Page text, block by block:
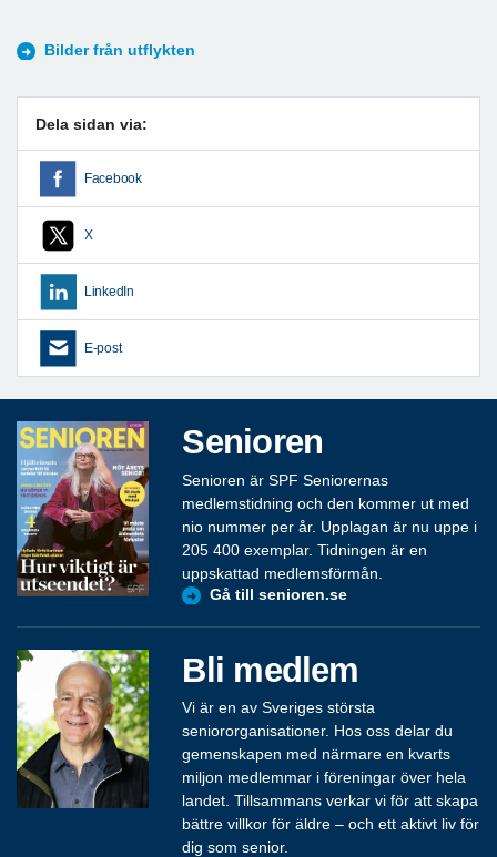
Bilder från utflykten
Dela sidan via:
Facebook
X
LinkedIn
E-post
Senioren
Senioren är SPF Seniorernas
medlemstidning och den kommer ut med
nio nummer per år. Upplagan är nu uppe i
205 400 exemplar. Tidningen är en
uppskattad medlemsförmån.
Gå till senioren.se
Bli medlem
Vi är en av Sveriges största
seniororganisationer. Hos oss delar du
gemenskapen med närmare en kvarts
miljon medlemmar i föreningar över hela
landet. Tillsammans verkar vi för att skapa
bättre villkor för äldre – och ett aktivt liv för
dig som senior.